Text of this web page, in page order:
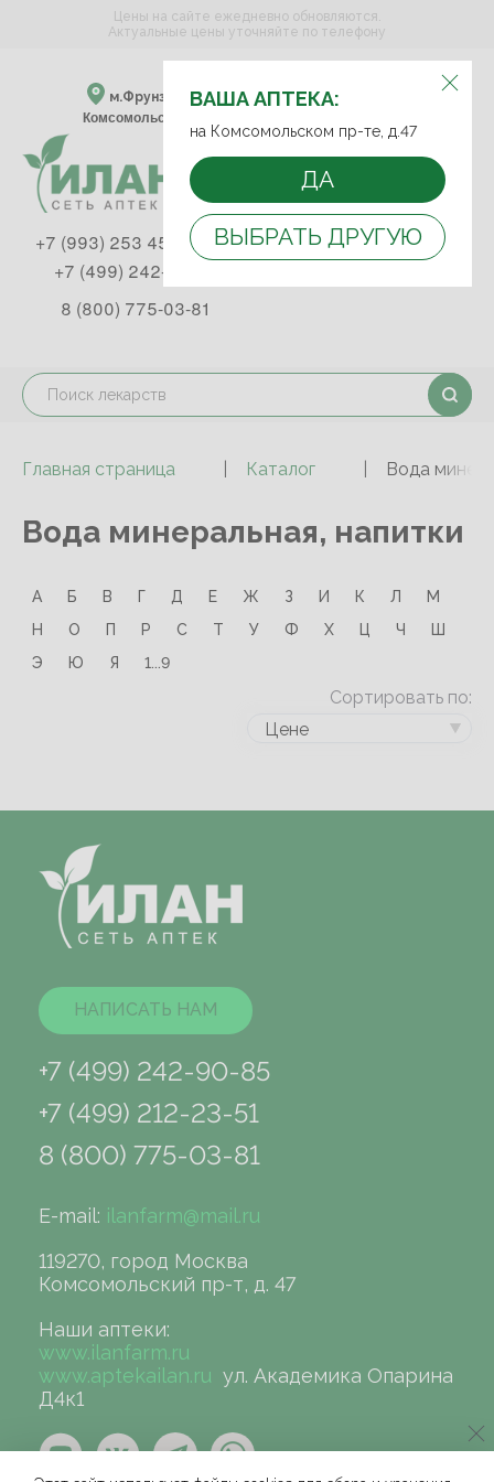
ВЫБЕРИТЕ АПТЕКУ:
м.Фрунзенская м.Спортивная
Комсомольский пр-т, д. 47
ВАША АПТЕКА:
на Комсомольском пр-те, д.47
ДА
ВЫБРАТЬ ДРУГУЮ
Цены на сайте ежедневно обновляются.
Актуальные цены уточняйте по телефону
+7 (993) 253 45 93
+7 (499) 242-90-85
8 (800) 775-03-81
Главная страница Каталог Вода
Вода минеральная, напитки
А Б В Г Д Е Ж З И К Л
М
Н
О П Р С Т У Ф Х Ц Ч
Ш
Э
Ю Я 1...9
Сортировать по:
Цене
НАПИСАТЬ НАМ
+7 (499) 242-90-85
+7 (499) 212-23-51
8 (800) 775-03-81
E-mail: ilanfarm@mail.ru
119270, город Москва
Комсомольский пр-т, д. 47
Наши аптеки:
www.ilanfarm.ru
www.aptekailan.ru ул. Академика Опарина
Д4к1